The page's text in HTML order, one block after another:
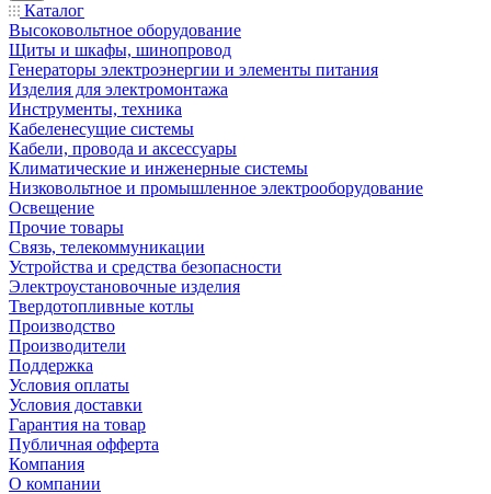
Каталог
Высоковольтное оборудование
Щиты и шкафы, шинопровод
Генераторы электроэнергии и элементы питания
Изделия для электромонтажа
Инструменты, техника
Кабеленесущие системы
Кабели, провода и аксессуары
Климатические и инженерные системы
Низковольтное и промышленное электрооборудование
Освещение
Прочие товары
Связь, телекоммуникации
Устройства и средства безопасности
Электроустановочные изделия
Твердотопливные котлы
Производство
Производители
Поддержка
Условия оплаты
Условия доставки
Гарантия на товар
Публичная офферта
Компания
О компании